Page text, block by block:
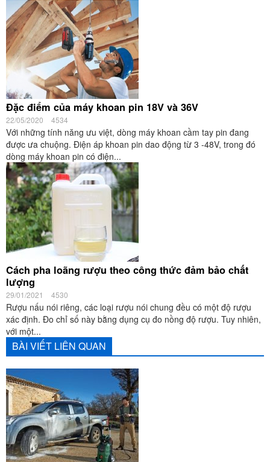
Đặc điểm của máy khoan pin 18V và 36V
22/05/2020 4534
Với những tính năng ưu việt, dòng máy khoan cầm tay pin đang
được ưa chuộng. Điện áp khoan pin dao động từ 3 -48V, trong đó
dòng máy khoan pin có điện...
Cách pha loãng rượu theo công thức đảm bảo chất
lượng
29/01/2021 4530
Rượu nấu nói riêng, các loại rượu nói chung đều có một độ rượu
xác định. Đo chỉ số này bằng dụng cụ đo nồng độ rượu. Tuy nhiên,
với một...
BÀI VIẾT LIÊN QUAN